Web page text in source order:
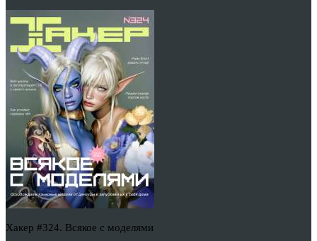
Хакер #324. Всякое с моделями